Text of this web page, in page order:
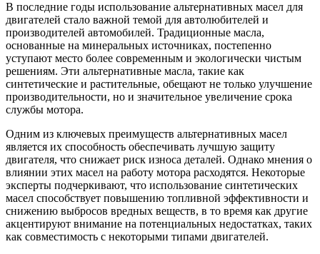
В последние годы использование альтернативных масел для
двигателей стало важной темой для автолюбителей и
производителей автомобилей. Традиционные масла,
основанные на минеральных источниках, постепенно
уступают место более современным и экологически чистым
решениям. Эти альтернативные масла, такие как
синтетические и растительные, обещают не только улучшение
производительности, но и значительное увеличение срока
службы мотора.
Одним из ключевых преимуществ альтернативных масел
является их способность обеспечивать лучшую защиту
двигателя, что снижает риск износа деталей. Однако мнения о
влиянии этих масел на работу мотора расходятся. Некоторые
эксперты подчеркивают, что использование синтетических
масел способствует повышению топливной эффективности и
снижению выбросов вредных веществ, в то время как другие
акцентируют внимание на потенциальных недостатках, таких
как совместимость с некоторыми типами двигателей.